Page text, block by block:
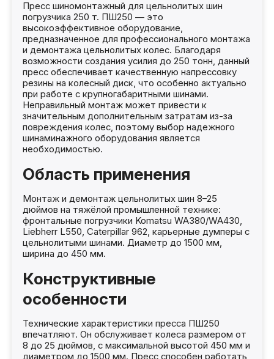
Пресс шиномонтажный для цельнолитых шин
погрузчика 250 т. ПШ250 — это
высокоэффективное оборудование,
предназначенное для профессионального монтажа
и демонтажа цельнолитых колес. Благодаря
возможности создания усилия до 250 тонн, данный
пресс обеспечивает качественную напрессовку
резины на колесный диск, что особенно актуально
при работе с крупногабаритными шинами.
Неправильный монтаж может привести к
значительным дополнительным затратам из-за
повреждения колес, поэтому выбор надежного
шинаминажного оборудования является
необходимостью.
Область применения
Монтаж и демонтаж цельнолитых шин 8–25
дюймов на тяжёлой промышленной технике:
фронтальные погрузчики Komatsu WA380/WA430,
Liebherr L550, Caterpillar 962, карьерные думперы с
цельнолитыми шинами. Диаметр до 1500 мм,
ширина до 450 мм.
Конструктивные
особенности
Технические характеристики пресса ПШ250
впечатляют. Он обслуживает колеса размером от
8 до 25 дюймов, с максимальной высотой 450 мм и
диаметром до 1500 мм. Пресс способен работать